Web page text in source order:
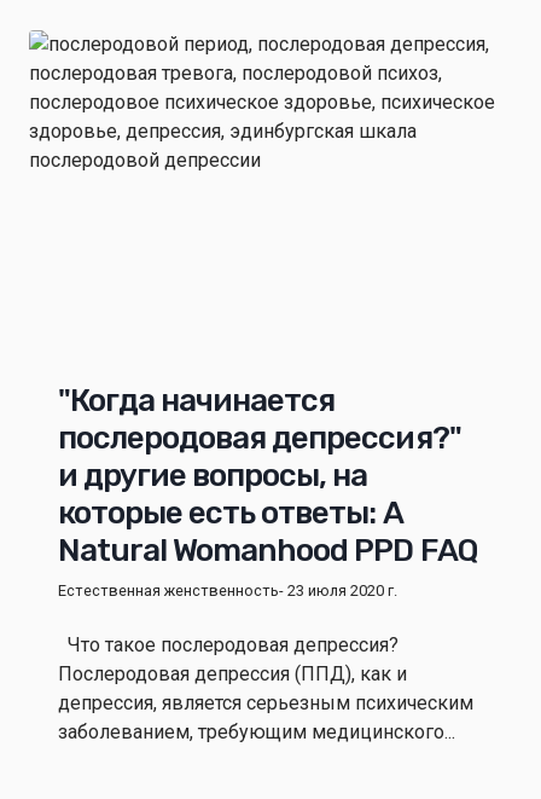
"Когда начинается
послеродовая депрессия?"
и другие вопросы, на
которые есть ответы: A
Natural Womanhood PPD FAQ
Естественная женственность- 23 июля 2020 г.
Что такое послеродовая депрессия?
Послеродовая депрессия (ППД), как и
депрессия, является серьезным психическим
заболеванием, требующим медицинского...